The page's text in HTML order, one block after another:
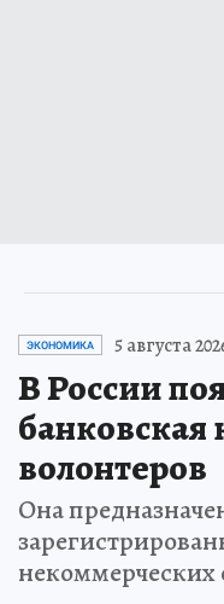
ЭКОНОМИКА 5 августа
В России
банковская
волонтеров
Она
некоммерческих